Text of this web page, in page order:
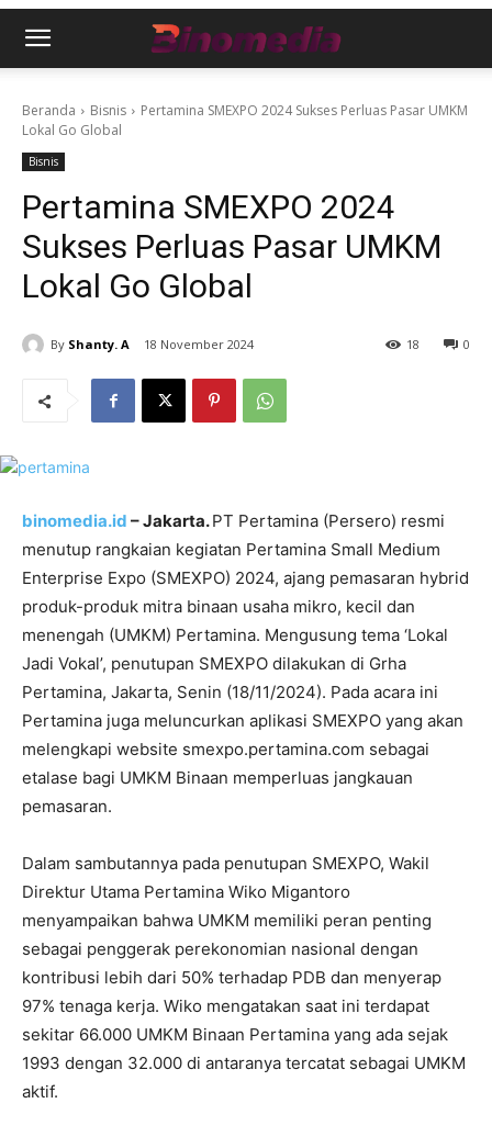
Beranda Bisnis
Pertamina SMEXPO 2024 Sukses Perluas Pasar UMKM
Lokal Go Global
Bisnis
Pertamina SMEXPO 2024
Sukses Perluas Pasar UMKM
Lokal Go Global
By Shanty. A 18 November 2024 0
18
binomedia.id – Jakarta.PT Pertamina (Persero) resmi
menutup rangkaian kegiatan Pertamina Small Medium
Enterprise Expo (SMEXPO) 2024, ajang pemasaran hybrid
produk-produk mitra binaan usaha mikro, kecil dan
menengah (UMKM) Pertamina. Mengusung tema ‘Lokal
Jadi Vokal’, penutupan SMEXPO dilakukan di Grha
Pertamina, Jakarta, Senin (18/11/2024). Pada acara ini
Pertamina juga meluncurkan aplikasi SMEXPO yang akan
melengkapi website smexpo.pertamina.com sebagai
etalase bagi UMKM Binaan memperluas jangkauan
pemasaran.
Dalam sambutannya pada penutupan SMEXPO, Wakil
Direktur Utama Pertamina Wiko Migantoro
menyampaikan bahwa UMKM memiliki peran penting
sebagai penggerak perekonomian nasional dengan
kontribusi lebih dari 50% terhadap PDB dan menyerap
97% tenaga kerja. Wiko mengatakan saat ini terdapat
sekitar 66.000 UMKM Binaan Pertamina yang ada sejak
1993 dengan 32.000 di antaranya tercatat sebagai UMKM
aktif.